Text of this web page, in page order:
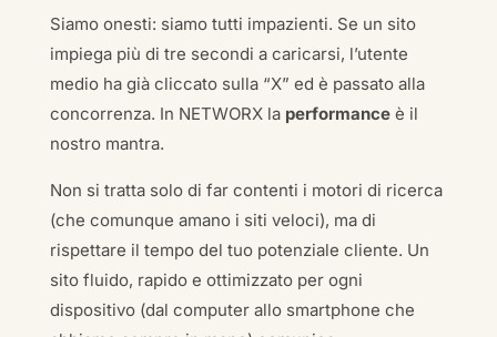
Siamo onesti: siamo tutti impazienti. Se un sito
impiega più di tre secondi a caricarsi, l’utente
medio ha già cliccato sulla “X” ed è passato alla
concorrenza. In NETWORX la performanceè il
nostro mantra.
Non si tratta solo di far contenti i motori di ricerca
(che comunque amano i siti veloci), ma di
rispettare il tempo del tuo potenziale cliente. Un
sito fluido, rapido e ottimizzato per ogni
dispositivo (dal computer allo smartphone che